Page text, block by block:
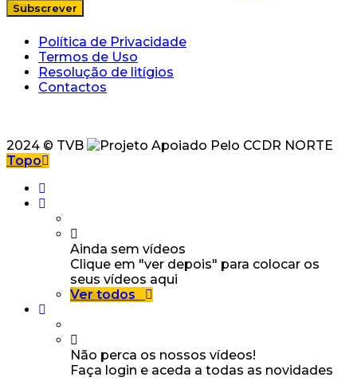
Política de Privacidade
Termos de Uso
Resolução de litígios
Contactos
2024 © TVB
Topo
Ainda sem vídeos
Clique em "ver depois" para colocar os
seus vídeos aqui
Ver todos
Não perca os nossos vídeos!
Faça login e aceda a todas as novidades